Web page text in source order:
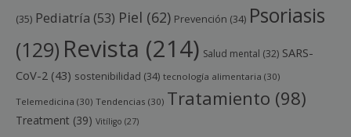
(35) Pediatría (53) Piel (62) Prevención (34) Psoriasis
(129) Revista (214) Salud mental (32) SARS-
CoV-2 (43) sostenibilidad (34) tecnología alimentaria (30)
Telemedicina (30) Tendencias (30) Tratamiento (98)
Treatment (39) Vitíligo (27)